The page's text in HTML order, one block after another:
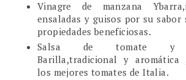
Vinagre de manzana
ensaladas y guisos por su sabor
propiedades beneficiosas.
Salsa de tomate y
Barilla,tradicional y aromática
los mejores tomates de Italia.